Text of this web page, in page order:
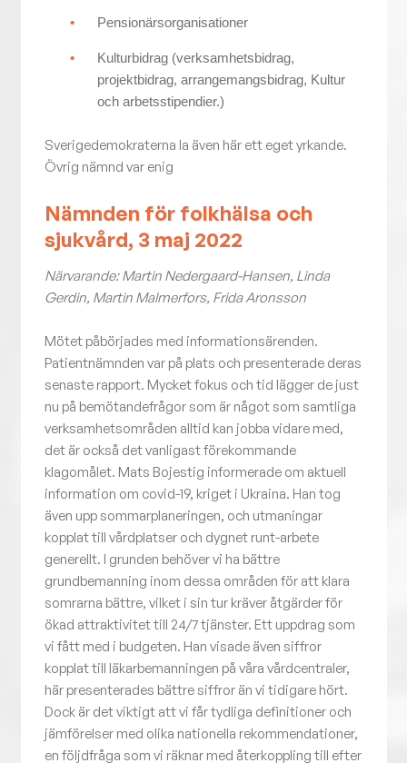
Pensionärsorganisationer
Kulturbidrag (verksamhetsbidrag,
projektbidrag, arrangemangsbidrag, Kultur
och arbetsstipendier.)
Sverigedemokraterna la även här ett eget yrkande.
Övrig nämnd var enig
Nämnden för folkhälsa och
sjukvård, 3 maj 2022
Närvarande: Martin Nedergaard-Hansen, Linda
Gerdin, Martin Malmerfors, Frida Aronsson
Mötet påbörjades med informationsärenden.
Patientnämnden var på plats och presenterade deras
senaste rapport. Mycket fokus och tid lägger de just
nu på bemötandefrågor som är något som samtliga
verksamhetsområden alltid kan jobba vidare med,
det är också det vanligast förekommande
klagomålet. Mats Bojestig informerade om aktuell
information om covid-19, kriget i Ukraina. Han tog
även upp sommarplaneringen, och utmaningar
kopplat till vårdplatser och dygnet runt-arbete
generellt. I grunden behöver vi ha bättre
grundbemanning inom dessa områden för att klara
somrarna bättre, vilket i sin tur kräver åtgärder för
ökad attraktivitet till 24/7 tjänster. Ett uppdrag som
vi fått med i budgeten. Han visade även siffror
kopplat till läkarbemanningen på våra vårdcentraler,
här presenterades bättre siffror än vi tidigare hört.
Dock är det viktigt att vi får tydliga definitioner och
jämförelser med olika nationella rekommendationer,
en följdfråga som vi räknar med återkoppling till efter